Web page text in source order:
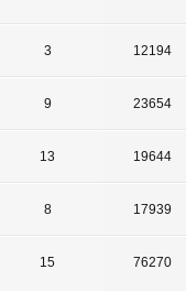
3 12194
9 23654
13 19644
8 17939
15 76270